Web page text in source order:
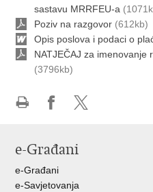
sastavu MRRFEU-a
Poziv na razgovor (612kb)
Opis poslova i podaci o
NATJEČAJ za imenovanje
(3796kb)
Facebooku
X-
e-Građani
e-Građani
e-Savjetovanja